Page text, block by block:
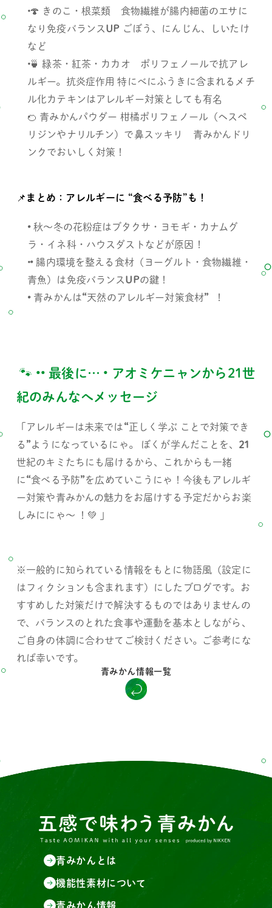
🍄 きのこ・根菜類　食物繊維が腸内細菌のエサに
なり免疫バランス UP ごぼう、にんじん、しいたけ
など
🍵 緑茶・紅茶・カカオ　ポリフェノールで抗アレ
ルギー。抗炎症作用 特にべにふうきに含まれるメチ
ル化カテキンはアレルギー対策としても有名
🍊 青みかんパウダー 柑橘ポリフェノール（ヘスペ
リジンやナリルチン）で鼻スッキリ　青みかんドリ
ンクでおいしく対策！
📌まとめ：アレルギーに “食べる予防”も！
• 秋～冬の花粉症はブタクサ・ヨモギ・カナムグ
ラ・イネ科・ハウスダストなどが原因！
• 腸内環境を整える食材（ヨーグルト・食物繊維・
青魚）は免疫バランス UPの鍵！
• 青みかんは“天然のアレルギー対策食材” ！
🐾 •• 最後に… • アオミケニャンから 21 世
紀のみんなへメッセージ
「アレルギーは未来では “正しく学ぶ ことで対策でき
る ”ようになっているにゃ。 ぼくが学んだことを、 21
世紀のキミたちにも届けるから、これからも一緒
に“食べる予防”を広めていこうにゃ！今後もアレルギ
ー対策や青みかんの魅力をお届けする予定だからお楽
しみににゃ～ ！💚 」
※一般的に知られている情報をもとに物語風（設定に
はフィクションも含まれます）にしたブログです。お
すすめした対策だけで解決するものではありませんの
で、バランスのとれた食事や運動を基本としながら、
ご自身の体調に合わせてご検討ください。ご参考にな
れば幸いです。
青みかん情報一覧
青みかんとは
機能性素材について
青みかん情報